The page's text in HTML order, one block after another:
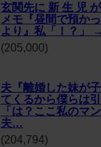
玄関先に 新 生 児
メモ『昼間で預か
より』私「！？」
(205,000)
夫『離婚した妹が
てくるから僕らは
「は？ここ私のマ
夫…
(204,794)